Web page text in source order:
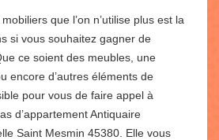
que l’on n’utilise plus est la
si vous souhaitez gagner de
ce soient des meubles, une
encore d’autres éléments de
pour vous de faire appel à
d’appartement Antiquaire
Saint Mesmin 45380. Elle vous